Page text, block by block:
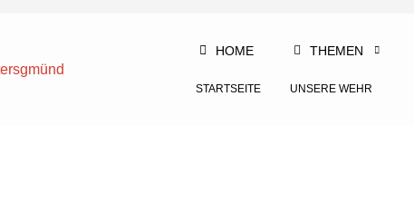
HOME
STARTSEITE
THEMEN
UNSERE WEHR